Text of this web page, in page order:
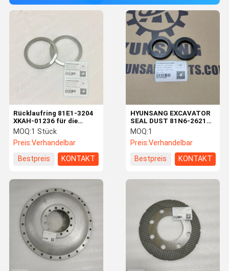
HYUNSANG EXCAVATOR
SEAL DUST 81N6-26210
81N626210 für R250LC3
R250LC7A HX220NL
MOQ:1
Preis:Verhandelbar
Bestpreis
KONTAKT
Rücklaufring 81E1-3204
XKAH-01236 für die
Baggermaschine
R160LC7 R180LC7
R210LC7
MOQ:1 Stück
Preis:Verhandelbar
Bestpreis
KONTAKT